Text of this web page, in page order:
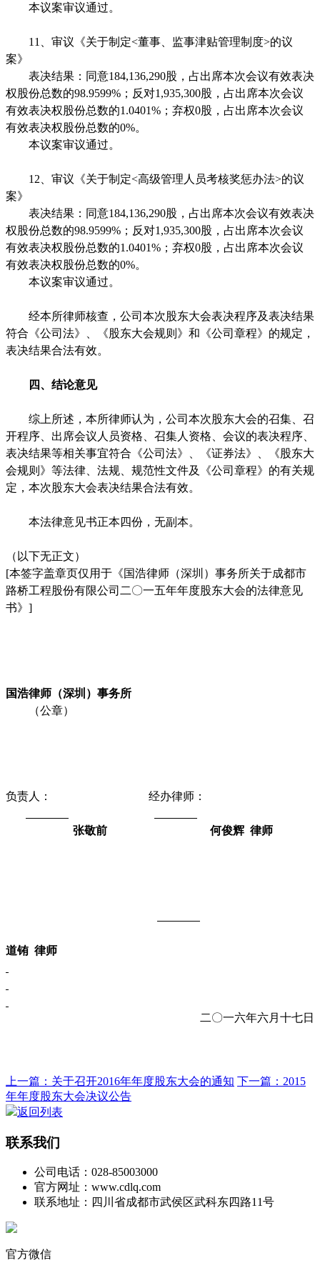
本议案审议通过。
11 、审议《关于制定<董事、监事津贴管理制度>的议
案》
表决结果：同意184,136,290股，占出席本次会议有效表决
权股份总数的98.9599% ；反对1,935,300股，占出席本次会议
有效表决权股份总数的1.0401% ；弃权0股，占出席本次会议
有效表决权股份总数的0%。
本议案审议通过。
12 、审议《关于制定<高级管理人员考核奖惩办法>的议
案》
表决结果：同意184,136,290股，占出席本次会议有效表决
权股份总数的98.9599% ；反对1,935,300股，占出席本次会议
有效表决权股份总数的1.0401% ；弃权0股，占出席本次会议
有效表决权股份总数的0%。
本议案审议通过。
经本所律师核查，公司本次股东大会表决程序及表决结果
符合《公司法》、《股东大会规则》和《公司章程》的规定，
表决结果合法有效。
四、结论意见
综上所述，本所律师认为，公司本次股东大会的召集、召
开程序、出席会议人员资格、召集人资格、会议的表决程序、
表决结果等相关事宜符合《公司法》、《证券法》、《股东大
会规则》等法律、法规、规范性文件及《公司章程》的有关规
定，本次股东大会表决结果合法有效。
本法律意见书正本四份，无副本。
（以下无正文）
[本签字盖章页仅用于《国浩律师 （深圳） 事务所关于成都市
路桥工程股份有限公司二〇一五年年度股东大会的法律意见
书》 ]
国浩律师（深圳）事务所
（公章）
负责人： 经办律师：
张敬前 何俊辉 律师
道铕 律师
二〇一六年六月十七日
上一篇：关于召开2016年年度股东大会的通知 下一篇：2015
年年度股东大会决议公告
返回列表
联系我们
公司电话：028-85003000
官方网址：www.cdlq.com
联系地址：四川省成都市武侯区武科东四路11号
官方微信